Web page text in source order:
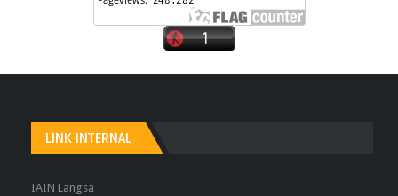
LINK INTERNAL
IAIN Langsa